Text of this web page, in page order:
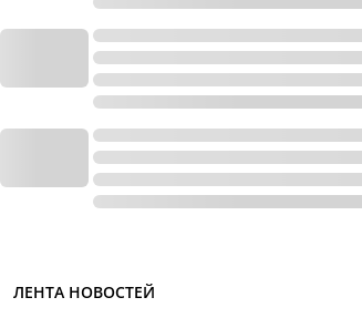
ЛЕНТА НОВОСТЕЙ